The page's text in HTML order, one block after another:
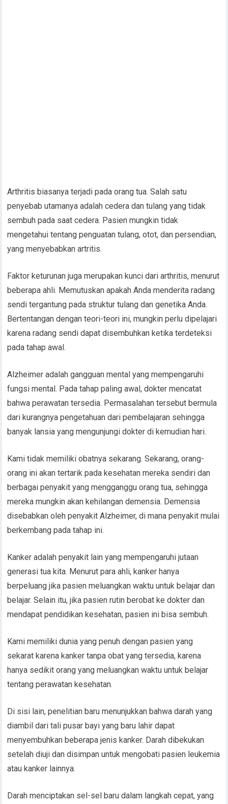
Arthritis biasanya terjadi pada orang tua. Salah satu
penyebab utamanya adalah cedera dan tulang yang tidak
sembuh pada saat cedera. Pasien mungkin tidak
mengetahui tentang penguatan tulang, otot, dan persendian,
yang menyebabkan artritis.
Faktor keturunan juga merupakan kunci dari arthritis, menurut
beberapa ahli. Memutuskan apakah Anda menderita radang
sendi tergantung pada struktur tulang dan genetika Anda.
Bertentangan dengan teori-teori ini, mungkin perlu dipelajari
karena radang sendi dapat disembuhkan ketika terdeteksi
pada tahap awal.
Alzheimer adalah gangguan mental yang mempengaruhi
fungsi mental. Pada tahap paling awal, dokter mencatat
bahwa perawatan tersedia. Permasalahan tersebut bermula
dari kurangnya pengetahuan dari pembelajaran sehingga
banyak lansia yang mengunjungi dokter di kemudian hari.
Kami tidak memiliki obatnya sekarang. Sekarang, orang-
orang ini akan tertarik pada kesehatan mereka sendiri dan
berbagai penyakit yang mengganggu orang tua, sehingga
mereka mungkin akan kehilangan demensia. Demensia
disebabkan oleh penyakit Alzheimer, di mana penyakit mulai
berkembang pada tahap ini.
Kanker adalah penyakit lain yang mempengaruhi jutaan
generasi tua kita. Menurut para ahli, kanker hanya
berpeluang jika pasien meluangkan waktu untuk belajar dan
belajar. Selain itu, jika pasien rutin berobat ke dokter dan
mendapat pendidikan kesehatan, pasien ini bisa sembuh.
Kami memiliki dunia yang penuh dengan pasien yang
sekarat karena kanker tanpa obat yang tersedia, karena
hanya sedikit orang yang meluangkan waktu untuk belajar
tentang perawatan kesehatan.
Di sisi lain, penelitian baru menunjukkan bahwa darah yang
diambil dari tali pusar bayi yang baru lahir dapat
menyembuhkan beberapa jenis kanker. Darah dibekukan
setelah diuji dan disimpan untuk mengobati pasien leukemia
atau kanker lainnya.
Darah menciptakan sel-sel baru dalam langkah cepat, yang